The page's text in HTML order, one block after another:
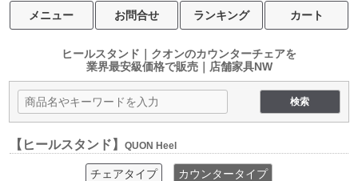
メニュー お問合せ ランキング カート
ヒールスタンド｜クオンのカウンターチェアを
業界最安級価格で販売｜店舗家具NW
【ヒールスタンド】QUON Heel
チェアタイプ カウンタータイプ